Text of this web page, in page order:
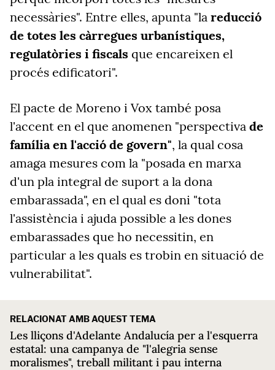
necessàries". Entre elles, apunta "la reducció
de totes les càrregues urbanístiques,
regulatòries i fiscals que encareixen el
procés edificatori".
El pacte de Moreno i Vox també posa
l'accent en el que anomenen "perspectiva de
família en l'acció de govern", la qual cosa
amaga mesures com la "posada en marxa
d'un pla integral de suport a la dona
embarassada", en el qual es doni "tota
l'assistència i ajuda possible a les dones
embarassades que ho necessitin, en
particular a les quals es trobin en situació de
vulnerabilitat".
RELACIONAT AMB AQUEST TEMA
Les lliçons d'Adelante Andalucía per a l'esquerra
estatal: una campanya de "l'alegria sense
moralismes", treball militant i pau interna